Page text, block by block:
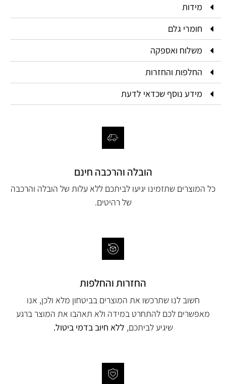
מידות
חומרי גלם
משלוח ואספקה
החלפות והחזרות
מידע נוסף שכדאי לדעת
הובלה והרכבה חינם
כל המוצרים שתזמינו יגיעו לביתכם ללא עלות של הובלה והרכבה
של רהיטים.
החזרות והחלפות
חשוב לנו שתרכשו את המוצרים בביטחון מלא ולכן, אנו
מאפשרים לכם להתחרט במידה ולא תאהבו את המוצר ברגע
שיגיע לביתכם, ללא חיוב בדמי ביטול.